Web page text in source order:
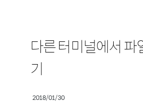
다른 터미널에서 파
기
2018/01/30